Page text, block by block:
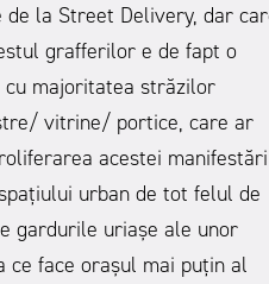
la Street Delivery, dar
grafferilor e de fapt o
cu majoritatea străzilor
vitrine/ portice, care ar
acestei
urban de tot felul de
gardurile uriașe ale unor
ce face orașul mai puțin al